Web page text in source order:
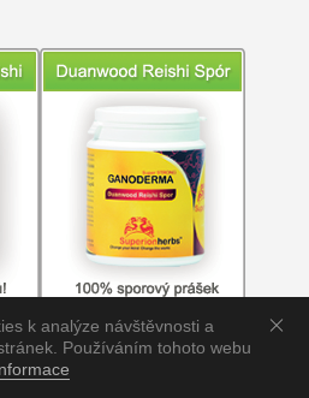
k analýze návštěvnosti a
Používáním tohoto webu